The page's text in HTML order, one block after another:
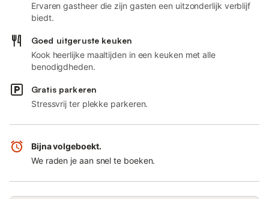
Ervaren gastheer die zijn gasten een uitzonderlijk verblijf
biedt.
Goed uitgeruste keuken
Kook heerlijke maaltijden in een keuken met alle
benodigdheden.
Gratis parkeren
Stressvrij ter plekke parkeren.
Bijna volgeboekt.
We raden je aan snel te boeken.